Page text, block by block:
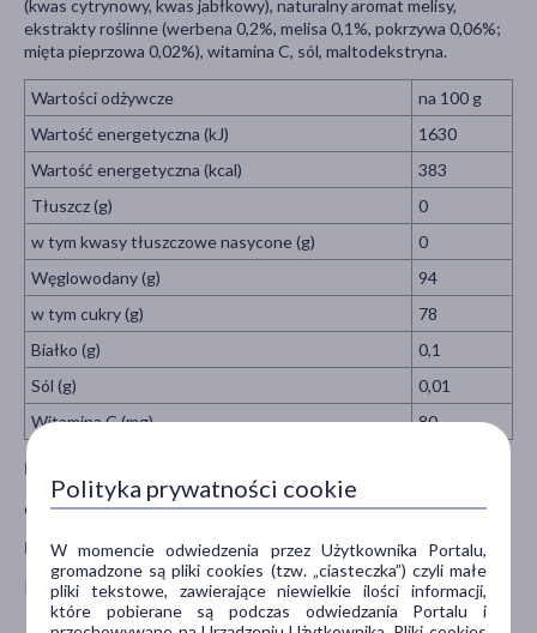
(kwas cytrynowy, kwas jabłkowy), naturalny aromat melisy,
ekstrakty roślinne (werbena 0,2%, melisa 0,1%, pokrzywa 0,06%;
mięta pieprzowa 0,02%), witamina C, sól, maltodekstryna.
Wartości odżywcze
na 100 g
Wartość energetyczna (kJ)
1630
Wartość energetyczna (kcal)
383
Tłuszcz (g)
0
w tym kwasy tłuszczowe nasycone (g)
0
Węglowodany (g)
94
w tym cukry (g)
78
Białko (g)
0,1
Sól (g)
0,01
Witamina C (mg)
80
Masa netto
60 g
Przeciwwskazania i środki ostrożności
Przechowywać w suchym miejscu, chronić przed ciepłem.
Polityka prywatności cookie
W momencie odwiedzenia przez Użytkownika Portalu,
gromadzone są pliki cookies (tzw. „ciasteczka”) czyli małe
pliki tekstowe, zawierające niewielkie ilości informacji,
które pobierane są podczas odwiedzania Portalu i